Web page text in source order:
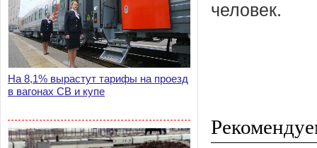
На 8,1% вырастут тарифы на проезд
в вагонах СВ и купе
человек.